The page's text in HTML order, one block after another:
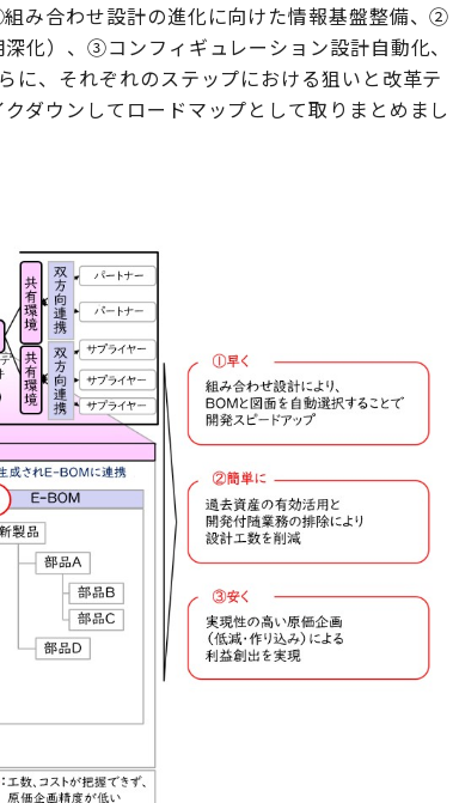
み合わせ設計の進化に向けた情報基盤整備、②
化）、③コンフィギュレーション設計自動化、
に、それぞれのステップにおける狙いと改革テ
ダウンしてロードマップとして取りまとめまし